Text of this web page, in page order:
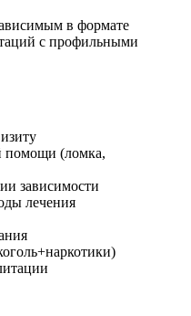
в формате
с профильными
помощи (ломка,
зависимости
лечения